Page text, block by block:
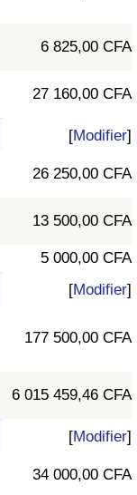
6 825,00 CFA
27 160,00 CFA
[Modifier]
26 250,00 CFA
13 500,00 CFA
5 000,00 CFA
[Modifier]
177 500,00 CFA
6 015 459,46 CFA
[Modifier]
34 000,00 CFA